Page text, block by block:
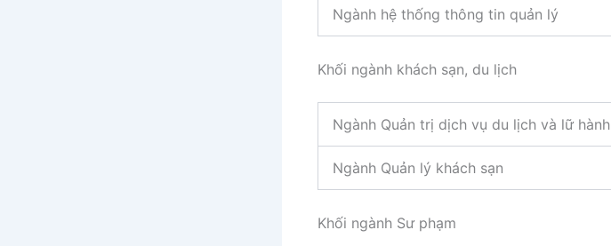
Ngành hệ thống thông tin quản lý
Khối ngành khách sạn, du lịch
Ngành Quản trị dịch vụ du lịch và lữ hành
Ngành Quản lý khách sạn
Khối ngành Sư phạm